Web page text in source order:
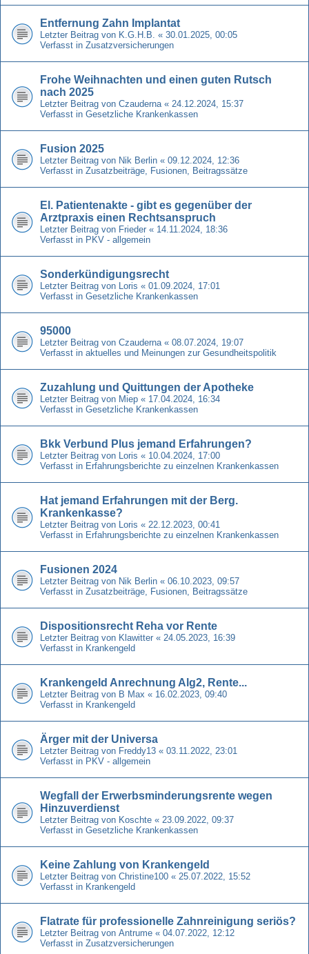
Entfernung Zahn Implantat
Letzter Beitrag von K.G.H.B. « 30.01.2025, 00:05
Verfasst in Zusatzversicherungen
Frohe Weihnachten und einen guten Rutsch
nach 2025
Letzter Beitrag von Czauderna « 24.12.2024, 15:37
Verfasst in Gesetzliche Krankenkassen
Fusion 2025
Letzter Beitrag von Nik Berlin « 09.12.2024, 12:36
Verfasst in Zusatzbeiträge, Fusionen, Beitragssätze
El. Patientenakte - gibt es gegenüber der
Arztpraxis einen Rechtsanspruch
Letzter Beitrag von Frieder « 14.11.2024, 18:36
Verfasst in PKV - allgemein
Sonderkündigungsrecht
Letzter Beitrag von Loris « 01.09.2024, 17:01
Verfasst in Gesetzliche Krankenkassen
95000
Letzter Beitrag von Czauderna « 08.07.2024, 19:07
Verfasst in aktuelles und Meinungen zur Gesundheitspolitik
Zuzahlung und Quittungen der Apotheke
Letzter Beitrag von Miep « 17.04.2024, 16:34
Verfasst in Gesetzliche Krankenkassen
Bkk Verbund Plus jemand Erfahrungen?
Letzter Beitrag von Loris « 10.04.2024, 17:00
Verfasst in Erfahrungsberichte zu einzelnen Krankenkassen
Hat jemand Erfahrungen mit der Berg.
Krankenkasse?
Letzter Beitrag von Loris « 22.12.2023, 00:41
Verfasst in Erfahrungsberichte zu einzelnen Krankenkassen
Fusionen 2024
Letzter Beitrag von Nik Berlin « 06.10.2023, 09:57
Verfasst in Zusatzbeiträge, Fusionen, Beitragssätze
Dispositionsrecht Reha vor Rente
Letzter Beitrag von Klawitter « 24.05.2023, 16:39
Verfasst in Krankengeld
Krankengeld Anrechnung Alg2, Rente...
Letzter Beitrag von B Max « 16.02.2023, 09:40
Verfasst in Krankengeld
Ärger mit der Universa
Letzter Beitrag von Freddy13 « 03.11.2022, 23:01
Verfasst in PKV - allgemein
Wegfall der Erwerbsminderungsrente wegen
Hinzuverdienst
Letzter Beitrag von Koschte « 23.09.2022, 09:37
Verfasst in Gesetzliche Krankenkassen
Keine Zahlung von Krankengeld
Letzter Beitrag von Christine100 « 25.07.2022, 15:52
Verfasst in Krankengeld
Flatrate für professionelle Zahnreinigung seriös?
Letzter Beitrag von Antrume « 04.07.2022, 12:12
Verfasst in Zusatzversicherungen